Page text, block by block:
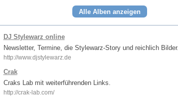
Alle Alben anzeigen
DJ Stylewarz online
Newsletter, Termine, die Stylewarz-Story und reichlich Bilder.
http://www.djstylewarz.de
Crak
Craks Lab mit weiterführenden Links.
http://crak-lab.com/